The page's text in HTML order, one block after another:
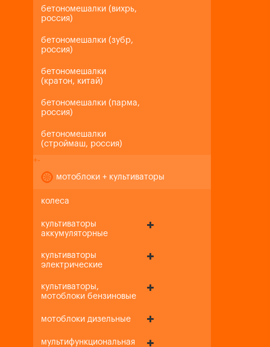
бетономешалки (вихрь,
россия)
бетономешалки (зубр,
россия)
бетономешалки
(кратон, китай)
бетономешалки (парма,
россия)
бетономешалки
(строймаш, россия)
+-
мотоблоки + культиваторы
колеса
культиваторы
аккумуляторные
культиваторы
электрические
культиваторы,
мотоблоки бензиновые
мотоблоки дизельные
мультифункциональная